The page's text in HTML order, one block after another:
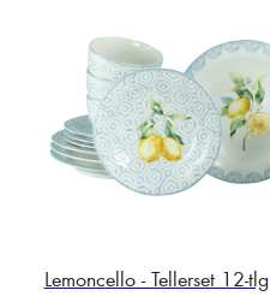
Lemoncello - Tellerset 12-tlg